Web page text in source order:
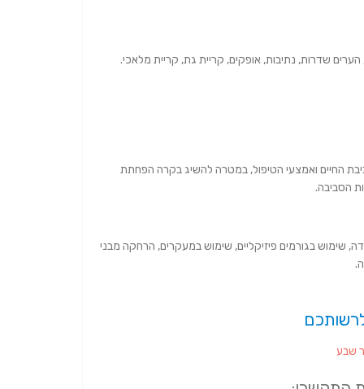
שדרות, נתיבות, אופקים, קריית גת, קריית מלאכי.
החיים ואמצעי הטיפול, במטרה להשיג בקרה הפחתת
הסביבה.
שימוש בגורמים פיזיקליים, שימוש במעקרים, הרחקה מבני